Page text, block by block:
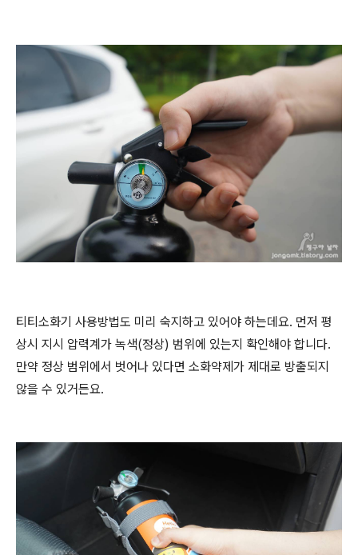
티티소화기 사용방법도 미리 숙지하고 있어야 하는데요. 먼저 평
상시 지시 압력계가 녹색(정상) 범위에 있는지 확인해야 합니다.
만약 정상 범위에서 벗어나 있다면 소화약제가 제대로 방출되지
않을 수 있거든요.